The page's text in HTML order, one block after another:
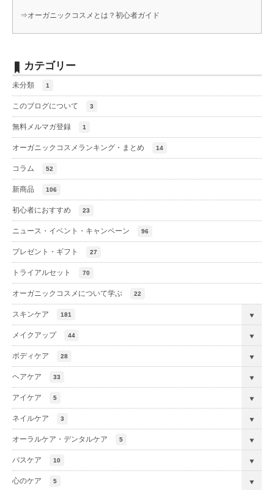
⇒オーガニックコスメとは？初心者ガイド
カテゴリー
未分類 1
このブログについて 3
無料メルマガ登録 1
オーガニックコスメランキング・まとめ 14
コラム 52
新商品 106
初心者におすすめ 23
ニュース・イベント・キャンペーン 96
プレゼント・ギフト 27
トライアルセット 70
オーガニックコスメについて学ぶ 22
スキンケア 181
メイクアップ 44
ボディケア 28
ヘアケア 33
アイケア 5
ネイルケア 3
オーラルケア・デンタルケア 5
バスケア 10
心のケア 5